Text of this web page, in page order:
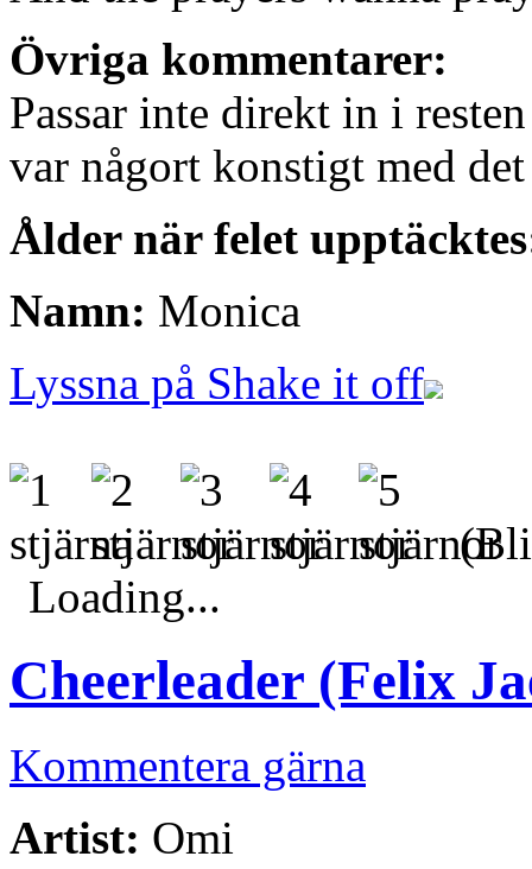
Övriga kommentarer:
Passar inte direkt in i
var någort konstigt med det
Ålder när felet
Namn: Monica
Lyssna på Shake it off
(Bli
Loading...
Cheerleader (Felix
Kommentera gärna
Artist: Omi